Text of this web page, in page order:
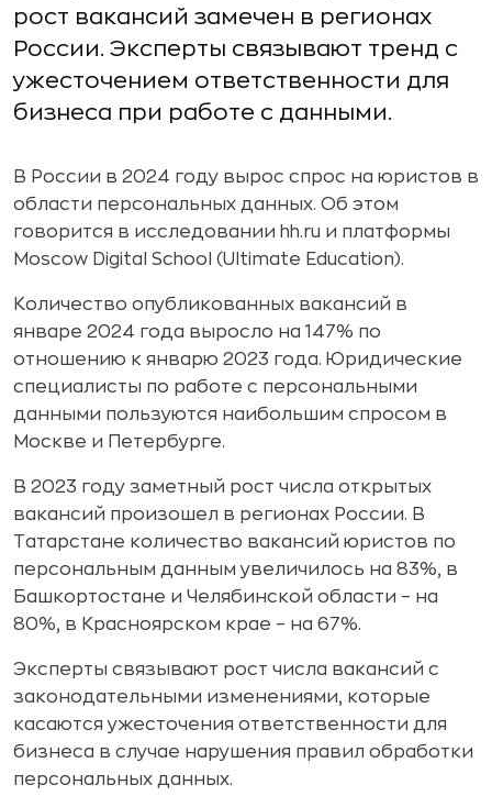
рост вакансий замечен в регионах
России. Эксперты связывают тренд с
ужесточением ответственности для
бизнеса при работе с данными.
В России в 2024 году вырос спрос на юристов в
области персональных данных. Об этом
говорится в исследовании hh.ru и платформы
Moscow Digital School (Ultimate Education).
Количество опубликованных вакансий в
январе 2024 года выросло на 147% по
отношению к январю 2023 года. Юридические
специалисты по работе с персональными
данными пользуются наибольшим спросом в
Москве и Петербурге.
В 2023 году заметный рост числа открытых
вакансий произошел в регионах России. В
Татарстане количество вакансий юристов по
персональным данным увеличилось на 83%, в
Башкортостане и Челябинской области – на
80%, в Красноярском крае – на 67%.
Эксперты связывают рост числа вакансий с
законодательными изменениями, которые
касаются ужесточения ответственности для
бизнеса в случае нарушения правил обработки
персональных данных.